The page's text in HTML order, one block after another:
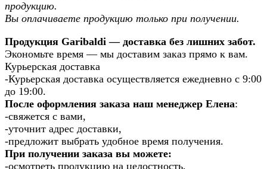
продукцию.
Вы оплачиваете продукцию только при получении.
Продукция Garibaldi — доставка без лишних забот.
Экономьте время — мы доставим заказ прямо к вам.
Курьерская доставка
-Курьерская доставка осуществляется ежедневно с 9:00
до 19:00.
После оформления заказа наш менеджер Елена:
-свяжется с вами,
-уточнит адрес доставки,
-предложит выбрать удобное время получения.
При получении заказа вы можете:
-осмотреть продукцию на целостность,